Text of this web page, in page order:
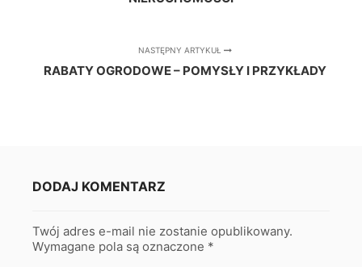
NASTĘPNY ARTYKUŁ
RABATY OGRODOWE – POMYSŁY I PRZYKŁADY
DODAJ KOMENTARZ
Twój adres e-mail nie zostanie opublikowany.
Wymagane pola są oznaczone *